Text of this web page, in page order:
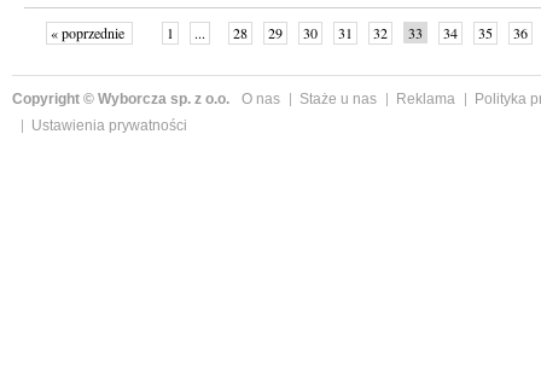
« poprzednie 1 ... 28 29 30 31 32 33 34 35
36
Copyright © Wyborcza sp. z o.o. O nas Staże u nas Reklama
Polityka
Ustawienia prywatności